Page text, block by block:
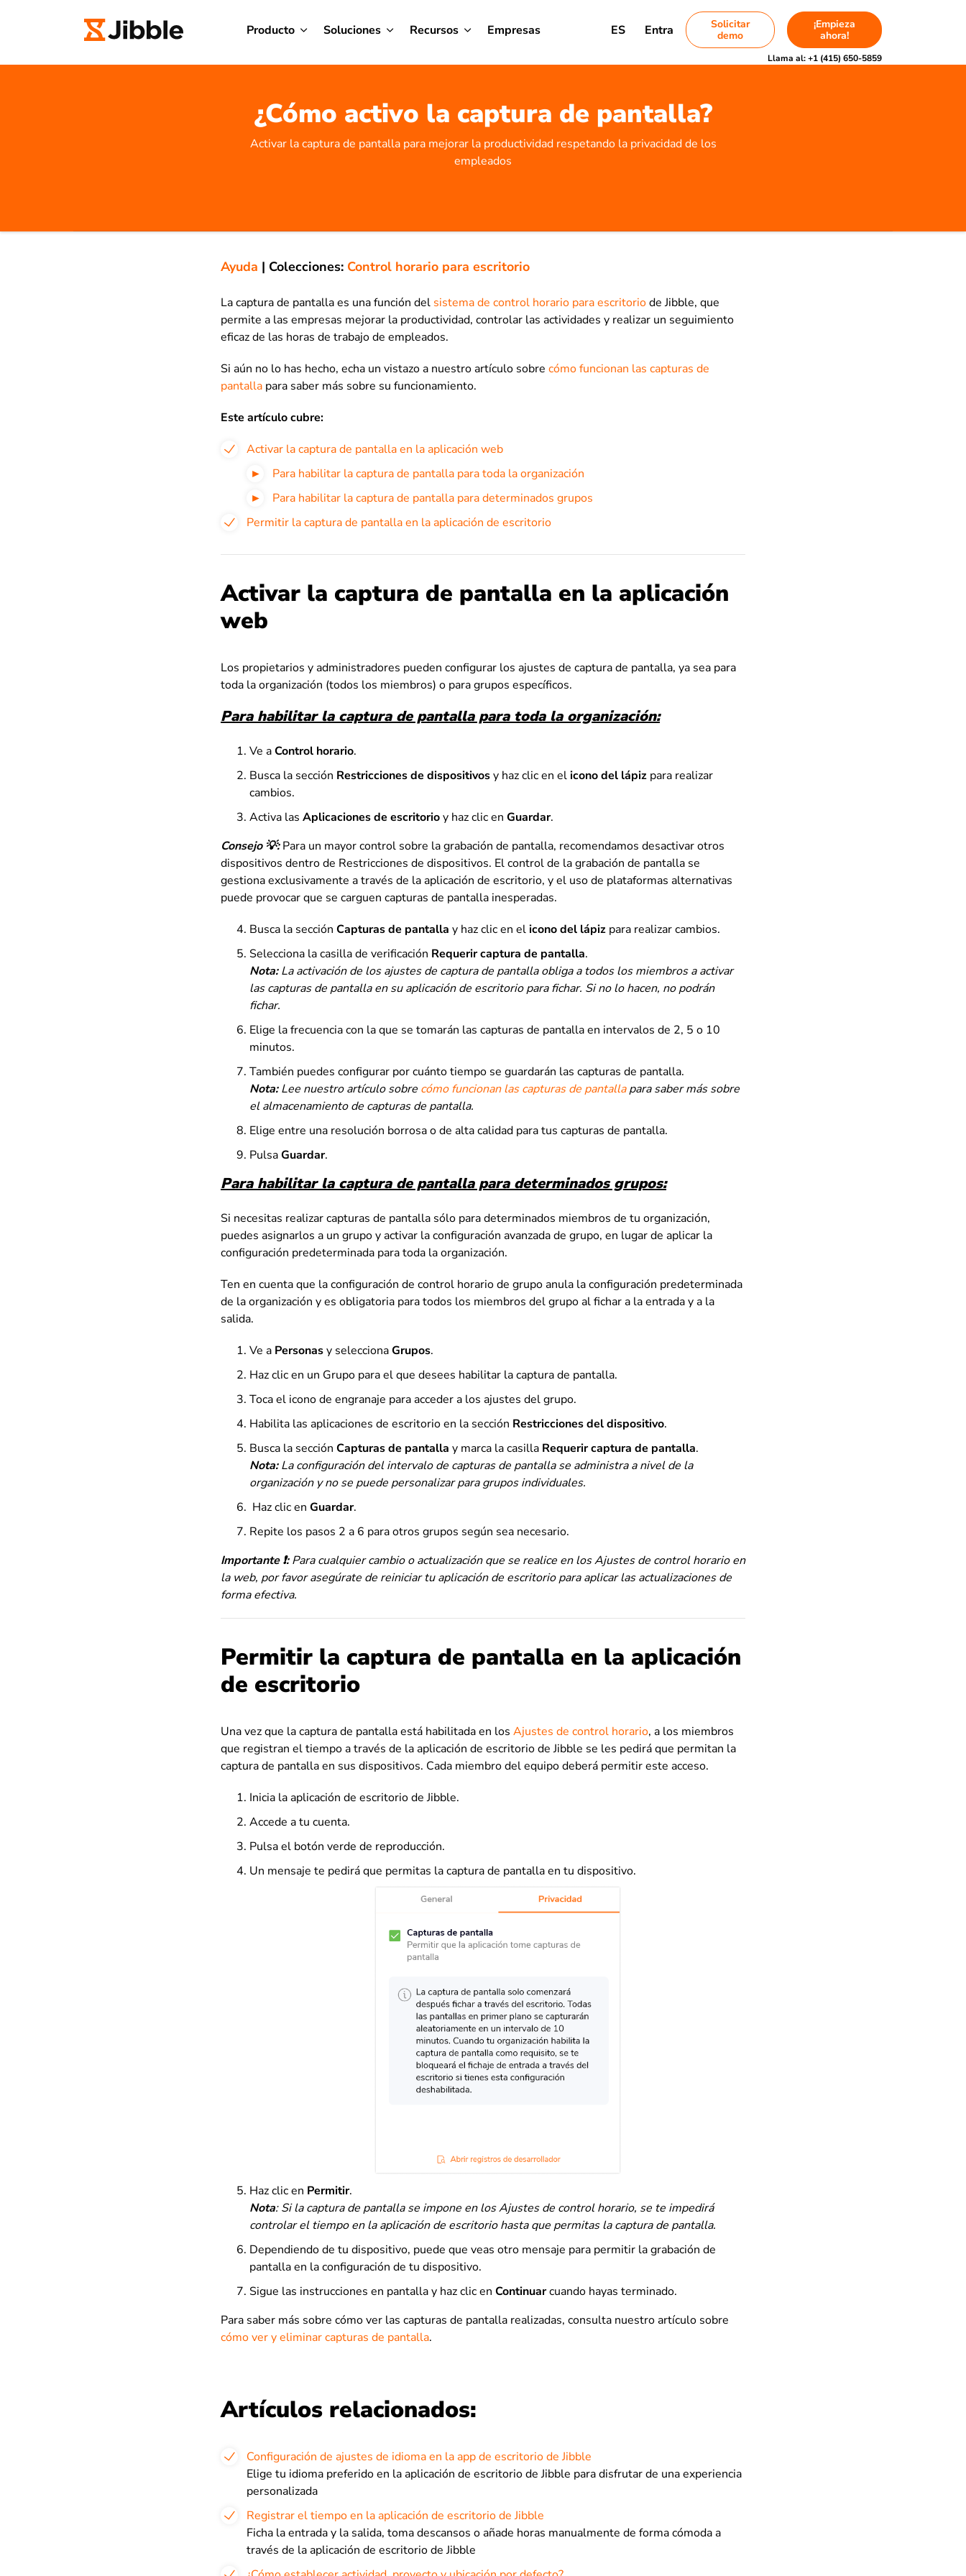
Producto Soluciones Recursos Empresas ES Entra
Solicitar
demo
¡Empieza
ahora!
Llama al:+1 (415) 650-5859
¿Cómo activo la captura de pantalla?
Activar la captura de pantalla para mejorar la productividad respetando la privacidad de los
empleados
Ayuda | Colecciones: Control horario para escritorio
La captura de pantalla es una función del sistema de control horario para escritoriode Jibble, que
permite a las empresas mejorar la productividad, controlar las actividades y realizar un seguimiento
eficaz de las horas de trabajo de empleados.
Si aún no lo has hecho, echa un vistazo a nuestro artículo sobre cómo funcionan las capturas de
pantalla para saber más sobre su funcionamiento.
Este artículo cubre:
Activar la captura de pantalla en la aplicación web
Para habilitar la captura de pantalla para toda la organización
Para habilitar la captura de pantalla para determinados grupos
Permitir la captura de pantalla en la aplicación de escritorio
Activar la captura de pantalla en la aplicación
web
Los propietarios y administradores pueden configurar los ajustes de captura de pantalla, ya sea para
toda la organización (todos los miembros) o para grupos específicos.
Para habilitar la captura de pantalla para toda la organización:
Ve aControl horario.
Busca la sección Restricciones de dispositivosy haz clic en elicono del lápiz para realizar
cambios.
Activa las Aplicaciones de escritorioy haz clic en Guardar.
Consejo 💡:Para un mayor control sobre la grabación de pantalla, recomendamos desactivar otros
dispositivos dentro de Restricciones de dispositivos. El control de la grabación de pantalla se
gestiona exclusivamente a través de la aplicación de escritorio, y el uso de plataformas alternativas
puede provocar que se carguen capturas de pantalla inesperadas.
Busca la sección Capturas de pantalla y haz clic en elicono del lápiz para realizar cambios.
Selecciona la casilla de verificación Requerir captura de pantalla.
Nota:La activación de los ajustes de captura de pantalla obliga a todos los miembros a activar
las capturas de pantalla en su aplicación de escritorio para fichar. Si no lo hacen, no podrán
fichar.
Elige la frecuencia con la que se tomarán las capturas de pantalla en intervalos de 2, 5 o 10
minutos.
También puedes configurar por cuánto tiempo se guardarán las capturas de pantalla.
Nota:Lee nuestro artículo sobre cómo funcionan las capturas de pantallapara saber más sobre
el almacenamiento de capturas de pantalla.
Elige entre una resolución borrosa o de alta calidad para tus capturas de pantalla.
PulsaGuardar.
Para habilitar la captura de pantalla para determinados grupos:
Si necesitas realizar capturas de pantalla sólo para determinados miembros de tu organización,
puedes asignarlos a un grupo y activar la configuración avanzada de grupo, en lugar de aplicar la
configuración predeterminada para toda la organización.
Ten en cuenta que la configuración de control horario de grupo anula la configuración predeterminada
de la organización y es obligatoria para todos los miembros del grupo al fichar a la entrada y a la
salida.
Ve a Personasy seleccionaGrupos.
Haz clic en un Grupo para el que desees habilitar la captura de pantalla.
Toca el icono de engranaje para acceder a los ajustes del grupo.
Habilita las aplicaciones de escritorio en la sección Restricciones del dispositivo.
Busca la sección Capturas de pantalla y marca la casilla Requerir captura de pantalla.
Nota:La configuración del intervalo de capturas de pantalla se administra a nivel de la
organización y no se puede personalizar para grupos individuales.
Haz clic en Guardar.
Repite los pasos 2 a 6 para otros grupos según sea necesario.
Importante ❗:Para cualquier cambio o actualización que se realice en los Ajustes de control horario en
la web, por favor asegúrate de reiniciar tu aplicación de escritorio para aplicar las actualizaciones de
forma efectiva.
Permitir la captura de pantalla en la aplicación
de escritorio
Una vez que la captura de pantalla está habilitada en los Ajustes de control horario, a los miembros
que registran el tiempo a través de la aplicación de escritorio de Jibble se les pedirá que permitan la
captura de pantalla en sus dispositivos. Cada miembro del equipo deberá permitir este acceso.
Inicia la aplicación de escritorio de Jibble.
Accede a tu cuenta.
Pulsa el botón verde de reproducción.
Un mensaje te pedirá que permitas la captura de pantalla en tu dispositivo.
Haz clic en Permitir.
Nota: Si la captura de pantalla se impone en los Ajustes de control horario, se te impedirá
controlar el tiempo en la aplicación de escritorio hasta que permitas la captura de pantalla.
Dependiendo de tu dispositivo, puede que veas otro mensaje para permitir la grabación de
pantalla en la configuración de tu dispositivo.
Sigue las instrucciones en pantalla y haz clic en Continuarcuando hayas terminado.
Para saber más sobre cómo ver las capturas de pantalla realizadas, consulta nuestro artículo sobre
cómo ver y eliminar capturas de pantalla.
Artículos relacionados:
Configuración de ajustes de idioma en la app de escritorio de Jibble
Elige tu idioma preferido en la aplicación de escritorio de Jibble para disfrutar de una experiencia
personalizada
Registrar el tiempo en la aplicación de escritorio de Jibble
Ficha la entrada y la salida, toma descansos o añade horas manualmente de forma cómoda a
través de la aplicación de escritorio de Jibble